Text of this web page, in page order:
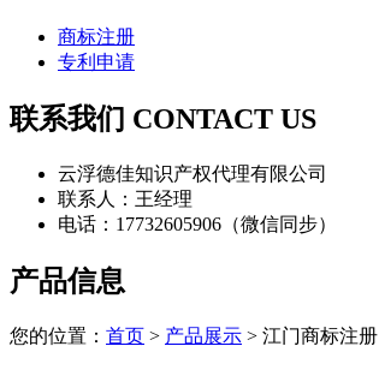
商标注册
专利申请
联系我们 CONTACT US
云浮德佳知识产权代理有限公司
联系人：王经理
电话：17732605906（微信同步）
产品信息
您的位置： 首页 > 产品展示 > 江门商标注册